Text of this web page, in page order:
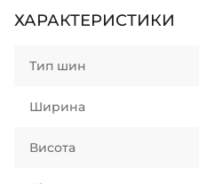
ХАРАКТЕРИСТИКИ
Тип шин
Ширина
Висота